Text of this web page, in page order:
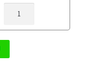
KOLO
OD